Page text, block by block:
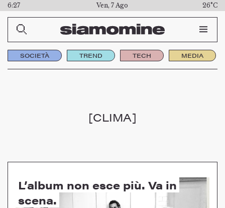
6:27 Ven, 7 Ago 26°C
SOCIETÀ TREND TECH MEDIA
[CLIMA]
L’album non esce più. Va in
scena.